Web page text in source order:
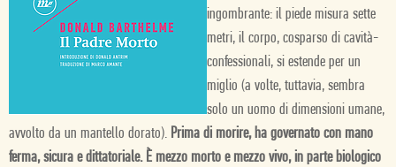
ingombrante: il piede misura sette
metri, il corpo, cosparso di cavità-
confessionali, si estende per un
miglio (a volte, tuttavia, sembra
solo un uomo di dimensioni umane,
avvolto da un mantello dorato). Prima di morire, ha governato con mano
ferma, sicura e dittatoriale. È mezzo morto e mezzo vivo, in parte biologico